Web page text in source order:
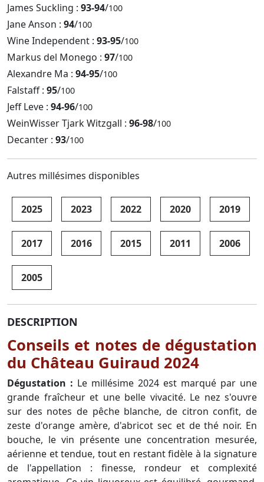
James Suckling : 93-94/100
Jane Anson : 94/100
Wine Independent : 93-95/100
Markus del Monego : 97/100
Alexandre Ma : 94-95/100
Falstaff : 95/100
Jeff Leve : 94-96/100
WeinWisser Tjark Witzgall : 96-98/100
Decanter : 93/100
Autres millésimes disponibles
2025 2023 2022 2020 2019
2017 2016 2015 2011 2006
2005
DESCRIPTION
Conseils et notes de dégustation
du Château Guiraud 2024
Dégustation : Le millésime 2024 est marqué par une
grande fraîcheur et une belle vivacité. Le nez s'ouvre
sur des notes de pêche blanche, de citron confit, de
zeste d'orange amère, d'abricot sec et de thé noir. En
bouche, le vin présente une concentration mesurée,
aérienne et tendue, tout en restant fidèle à la signature
de l'appellation : finesse, rondeur et complexité